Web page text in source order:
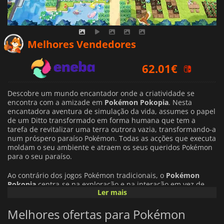
Melhores Vendedores
63.99€
64.72€
Descobre um mundo encantador onde a criatividade se
encontra com a amizade em Pokémon Pokopia. Nesta
encantadora aventura de simulação da vida, assumes o papel
de um Ditto transformado em forma humana que tem a
tarefa de revitalizar uma terra outrora vazia, transformando-a
num próspero paraíso Pokémon. Todas as acções que executa
moldam o seu ambiente e atraem os seus queridos Pokémon
para o seu paraíso.
Ao contrário dos jogos Pokémon tradicionais, o Pokémon
Pokopia centra-se na exploração e na interação em vez de
nas batalhas. Faz amizade com uma grande variedade de
poderes para cuidar do que te rodeia, quer seja regar plantas
com a Water Gun do Squirtle ou cultivar jardins com a
Ler mais
Melhores ofertas para Pokémon